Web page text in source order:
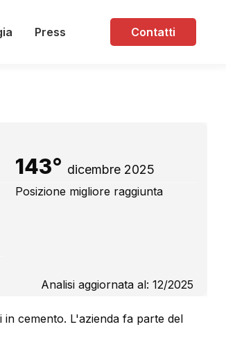
Press Contatti
143° dicembre 2025
Posizione migliore raggiunta
Analisi aggiornata al: 12/2025
cemento. L'azienda fa parte del